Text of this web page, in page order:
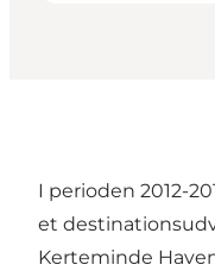
I perioden 2012-
et
Kerteminde